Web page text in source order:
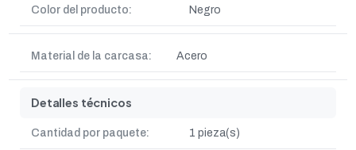
Color del producto: Negro
Material de la carcasa: Acero
Detalles técnicos
Cantidad por paquete: 1 pieza(s)